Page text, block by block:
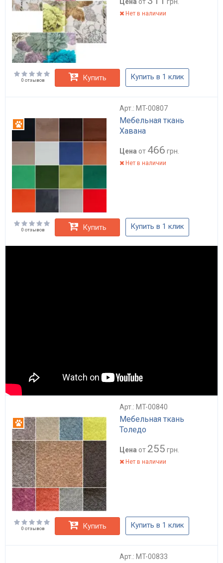
Нет в наличии
0 отзывов Купить Купить в 1 клик
Арт.: MT-00807
Мебельная ткань
Хавана
Цена от 466 грн.
Нет в наличии
0 отзывов Купить Купить в 1 клик
Арт.: MT-00840
Мебельная ткань
Толедо
Антикоготь
Цена от 255 грн.
Нет в наличии
0 отзывов Купить Купить в 1 клик
Арт.: MT-00833